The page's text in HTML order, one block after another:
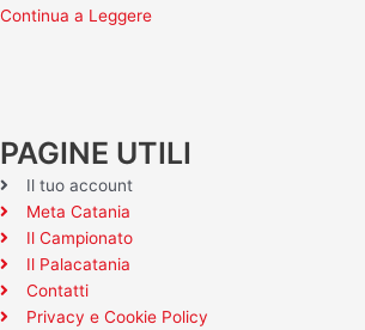
Continua a Leggere
PAGINE UTILI
Il tuo account
Meta Catania
Il Campionato
Il Palacatania
Contatti
Privacy e Cookie Policy